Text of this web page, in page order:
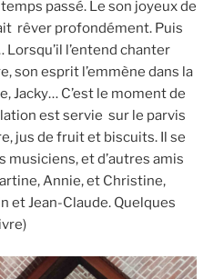
passé. Le son joyeux de
rêver profondément. Puis
l’entend chanter
son esprit l’emmène dans la
Jacky… C’est le moment de
est servie sur le parvis
jus de fruit et biscuits. Il se
musiciens, et d’autres amis
Annie, et Christine,
et Jean-Claude. Quelques